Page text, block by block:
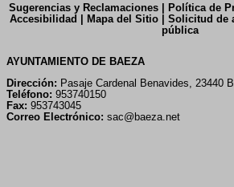
Sugerencias y Reclamaciones| Política de
Accesibilidad | Mapa del Sitio | Solicitud de
pública
AYUNTAMIENTO DE BAEZA
Dirección: Pasaje Cardenal Benavides, 23440
Teléfono: 953740150
Fax: 953743045
Correo Electrónico: sac@baeza.net